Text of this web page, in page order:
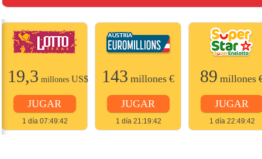
19,3 millones US$
JUGAR
1 día 07:49:42
143 millones €
JUGAR
1 día 21:19:42
89 millones
JUGAR
1 día 22:49:42